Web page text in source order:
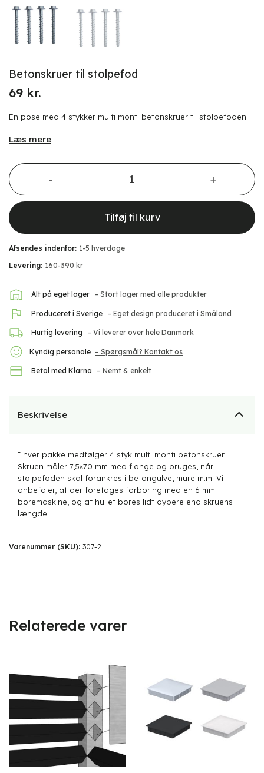
Betonskruer til stolpefod
69 kr.
En pose med 4 stykker multi monti betonskruer til stolpefoden.
Læs mere
Betonskruer til stolpefod antal
Tilføj til kurv
Afsendes indenfor: 1-5 hverdage
Levering: 160-390 kr
Alt på eget lager – Stort lager med alle produkter
Produceret i Sverige – Eget design produceret i Småland
Hurtig levering – Vi leverer over hele Danmark
Kyndig personale – Spørgsmål? Kontakt os
Betal med Klarna – Nemt & enkelt
Beskrivelse
I hver pakke medfølger 4 styk multi monti betonskruer.
Skruen måler 7,5×70 mm med flange og bruges, når
stolpefoden skal forankres i betongulve, mure m.m. Vi
anbefaler, at der foretages forboring med en 6 mm
boremaskine, og at hullet bores lidt dybere end skruens
længde.
Varenummer (SKU): 307-2
Relaterede varer